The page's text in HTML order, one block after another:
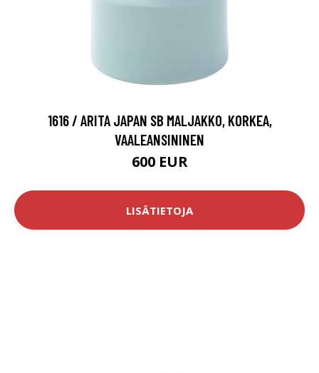
1616 / ARITA JAPAN SB MALJAKKO, KORKEA,
VAALEANSININEN
600 EUR
LISÄTIETOJA